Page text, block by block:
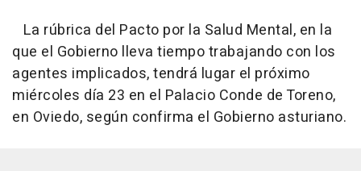
La rúbrica del Pacto por la Salud Mental, en la
que el Gobierno lleva tiempo trabajando con los
agentes implicados, tendrá lugar el próximo
miércoles día 23 en el Palacio Conde de Toreno,
en Oviedo, según confirma el Gobierno asturiano.